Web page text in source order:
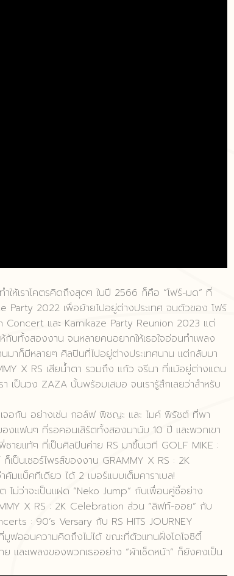
ำให้เราโคตรคิดถึงสุดๆ ในปี 2566 ก็คือ “โฟร์-มด” ที่
Party 2022 เพื่อย้ายไปอยู่ต่างประเทศ จนตัวของ โฟร์
และ Kamikaze Party Reunion 2023 แต่
บทั้งสองงาน จนหลายคนอยากให้เธอใจอ่อนทำเพลง
นมาก็มีหลายๆ ศิลปินที่ไปอยู่ต่างประเทศนาน แต่กลับมา
X RS เสียน้ำตา รวมถึง แก้ว จรีนา ที่แม้อยู่ต่างแดน
ป็นวง ZAZA นั้นพร้อมเสมอ จนเรารู้สึกเลยว่าสำหรับ
จอกัน อย่างเช่น กอล์ฟ พิชญะ และ ไมค์ พิรัชต์ ที่พา
งแฟนๆ ที่รอคอนเสิร์ตทั้งสองมานับ 10 ปี และพวกเขา
ายแท้ๆ ที่เป็นศิลปินค่าย RS มาขึ้นเวที GOLF MIKE :
นเซอร์ไพรส์ของงาน GRAMMY X RS : 2K
แบ็คทีเดียว ได้ 2 เบอร์แบบเต็มคาราเบล!
ม่ว่าจะเป็นแฝด “Neko Jump” กับเพื่อนคู่ซี้อย่าง
X RS : 2K Celebration ส่วน “ลิฟท์-ออย” กับ
: 90’s Versary กับ RS HITS JOURNEY
มูฟออนความคิดถึงไม่ได้ ขณะที่ตัวแทนฝั่งโดโจซิตี้
และเพลงของพวกเธออย่าง “ผ้าเช็ดหน้า” ก็ยังคงเป็น